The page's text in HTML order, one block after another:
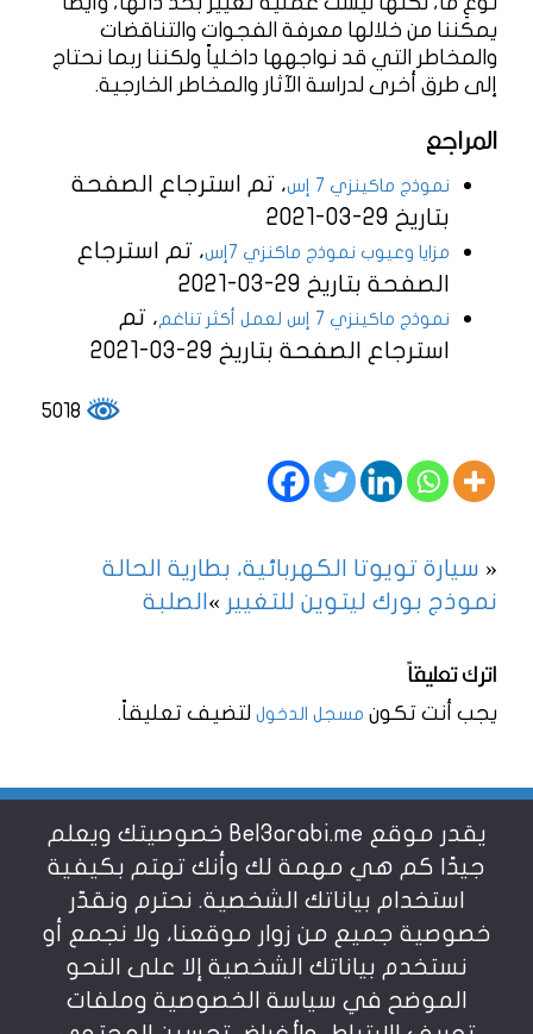
يمكننا من خلالها معرفة الفجوات والتناقضات
والمخاطر التي قد نواجهها داخلياً ولكننا ربما نحتاج
إلى طرق أخرى لدراسة الآثار والمخاطر الخارجية.
المراجع
نموذج ماكينزي 7 إس
، تم استرجاع الصفحة
بتاريخ 29-03-2021
مزايا وعيوب نموذج ماكنزي 7إس
، تم استرجاع
الصفحة بتاريخ 29-03-2021
نموذج ماكينزي 7 إس لعمل أكثر تناغم
، تم
استرجاع الصفحة بتاريخ 29-03-2021
« سيارة تويوتا الكهربائية، بطارية الحالة
الصلبة
نموذج بورك ليتوين للتغيير »
اترك تعليقاً
يجب أنت تكون مسجل الدخول لتضيف تعليقاً.
شروط الاستخدام
سياسة الخصوصية
عن بالعربي
يقدر موقع Bel3arabi.me خصوصيتك ويعلم
جيدًا كم هي مهمة لك وأنك تهتم بكيفية
استخدام بياناتك الشخصية. نحترم ونقدّر
خصوصية جميع من زوار موقعنا، ولا نجمع أو
نستخدم بياناتك الشخصية إلا على النحو
الموضح في سياسة الخصوصية وملفات